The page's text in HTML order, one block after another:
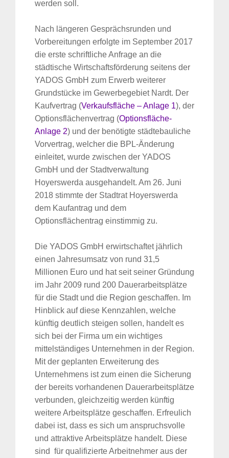
werden soll.
Nach längeren Gesprächsrunden und
Vorbereitungen erfolgte im September 2017
die erste schriftliche Anfrage an die
städtische Wirtschaftsförderung seitens der
YADOS GmbH zum Erwerb weiterer
Grundstücke im Gewerbegebiet Nardt. Der
Kaufvertrag (Verkaufsfläche – Anlage 1), der
Optionsflächenvertrag (Optionsfläche-
Anlage 2) und der benötigte städtebauliche
Vorvertrag, welcher die BPL-Änderung
einleitet, wurde zwischen der YADOS
GmbH und der Stadtverwaltung
Hoyerswerda ausgehandelt. Am 26. Juni
2018 stimmte der Stadtrat Hoyerswerda
dem Kaufantrag und dem
Optionsflächentrag einstimmig zu.
Die YADOS GmbH erwirtschaftet jährlich
einen Jahresumsatz von rund 31,5
Millionen Euro und hat seit seiner Gründung
im Jahr 2009 rund 200 Dauerarbeitsplätze
für die Stadt und die Region geschaffen. Im
Hinblick auf diese Kennzahlen, welche
künftig deutlich steigen sollen, handelt es
sich bei der Firma um ein wichtiges
mittelständiges Unternehmen in der Region.
Mit der geplanten Erweiterung des
Unternehmens ist zum einen die Sicherung
der bereits vorhandenen Dauerarbeitsplätze
verbunden, gleichzeitig werden künftig
weitere Arbeitsplätze geschaffen. Erfreulich
dabei ist, dass es sich um anspruchsvolle
und attraktive Arbeitsplätze handelt. Diese
sind für qualifizierte Arbeitnehmer aus der